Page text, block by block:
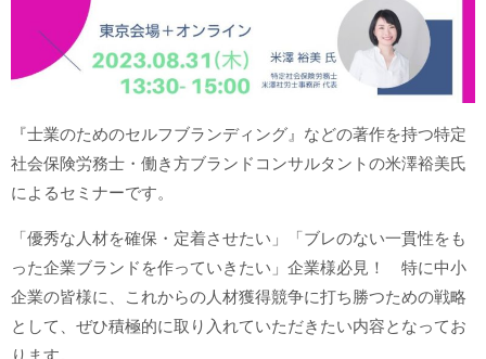
『士業のためのセルフブランディング』などの著作を持つ特定
社会保険労務士・働き方ブランドコンサルタントの米澤裕美氏
によるセミナーです。
「優秀な人材を確保・定着させたい」「ブレのない一貫性をも
った企業ブランドを作っていきたい」企業様必見！ 特に中小
企業の皆様に、これからの人材獲得競争に打ち勝つための戦略
として、ぜひ積極的に取り入れていただきたい内容となってお
ります。